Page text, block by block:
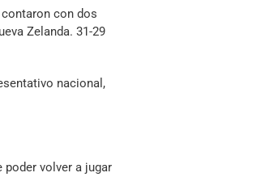
con dos
Zelanda. 31-29
nacional,
volver a jugar